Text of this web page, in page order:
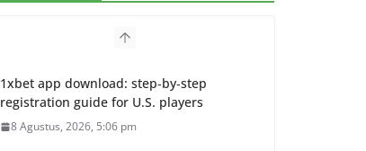
1xbet app download: step‑by‑step
registration guide for U.S. players
8 Agustus, 2026, 5:06 pm